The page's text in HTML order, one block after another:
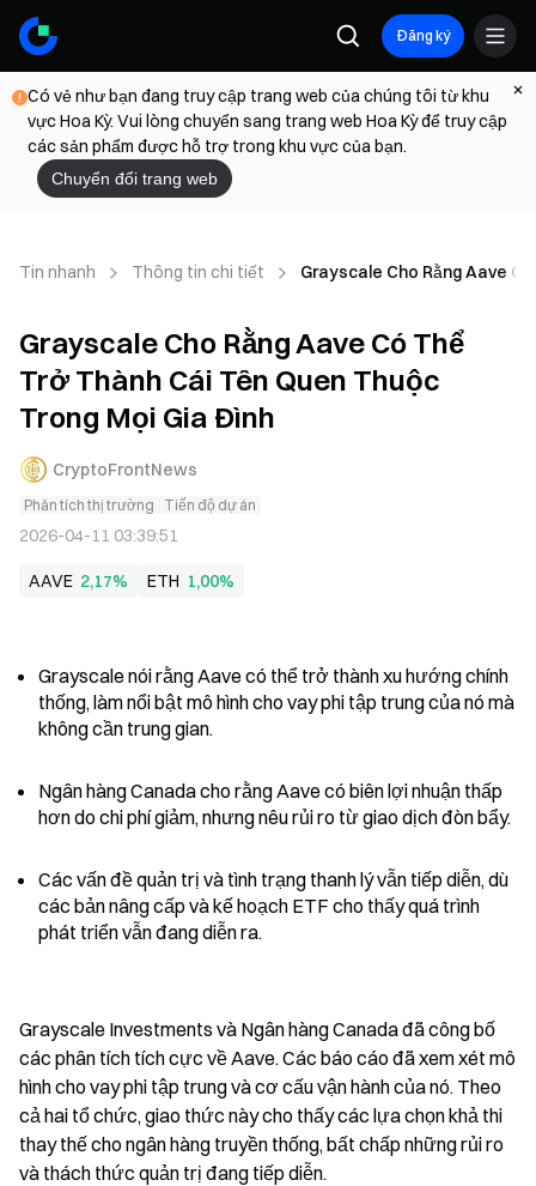
Đăng ký
Có vẻ như bạn đang truy cập trang web của chúng tôi từ khu
vực Hoa Kỳ. Vui lòng chuyển sang trang web Hoa Kỳ để truy cập
các sản phẩm được hỗ trợ trong khu vực của bạn.
Chuyển đổi trang web
Tin nhanh Thông tin chi tiết Grayscale Cho Rằng Aave
Grayscale Cho Rằng Aave Có Thể
Trở Thành Cái Tên Quen Thuộc
Trong Mọi Gia Đình
CryptoFrontNews
Phân tích thị trường Tiến độ dự án
2026-04-11 03:39:51
AAVE 2,17% ETH 1,00%
Grayscale nói rằng Aave có thể trở thành xu hướng chính
thống, làm nổi bật mô hình cho vay phi tập trung của nó mà
không cần trung gian.
Ngân hàng Canada cho rằng Aave có biên lợi nhuận thấp
hơn do chi phí giảm, nhưng nêu rủi ro từ giao dịch đòn bẩy.
Các vấn đề quản trị và tình trạng thanh lý vẫn tiếp diễn, dù
các bản nâng cấp và kế hoạch ETF cho thấy quá trình
phát triển vẫn đang diễn ra.
Grayscale Investments và Ngân hàng Canada đã công bố
các phân tích tích cực về Aave. Các báo cáo đã xem xét mô
hình cho vay phi tập trung và cơ cấu vận hành của nó. Theo
cả hai tổ chức, giao thức này cho thấy các lựa chọn khả thi
thay thế cho ngân hàng truyền thống, bất chấp những rủi ro
và thách thức quản trị đang tiếp diễn.